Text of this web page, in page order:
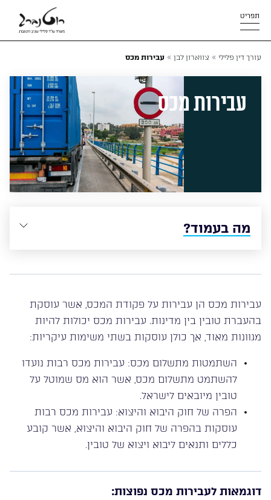
תפריט
עורך דין פלילי » צווארון לבן » עבירות מכס
עבירות מכס
מה בעמוד?
עבירות מכס הן עבירות על פקודת המכס, אשר עוסקת
בהעברת טובין בין מדינות. עבירות מכס יכולות להיות
מגוונות מאוד, אך כולן עוסקות בשתי משימות עיקריות:
השתמטות מתשלום מכס: עבירות מכס רבות נועדו
להשתמט מתשלום מכס, אשר הוא מס שמוטל על
טובין מיובאים לישראל.
הפרה של חוק היבוא והיצוא: עבירות מכס רבות
עוסקות בהפרה של חוק היבוא והיצוא, אשר קובע
כללים ותנאים ליבוא ויצוא של טובין.
דוגמאות לעבירות מכס נפוצות: